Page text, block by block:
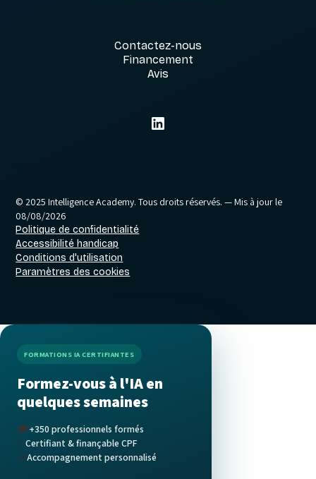
Contactez-nous
Financement
Avis
© 2025 Intelligence Academy. Tous droits réservés. — Mis à jour le
08/08/2026
Politique de confidentialité
Accessibilité handicap
Conditions d'utilisation
Paramètres des cookies
FORMATIONS IA CERTIFIANTES
Formez-vous à l'IA en
quelques semaines
🎓+350 professionnels formés
Certifiant & finançable CPF
🤝Accompagnement personnalisé